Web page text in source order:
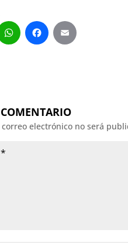
WhatsApp
Facebook
electrónico no será